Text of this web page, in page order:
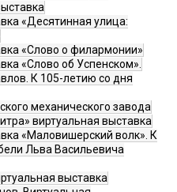
«Десятинная улица:
«Слово о филармонии»
«Слово об Успенском».
К 105-летию со дня
механического завода
виртуальная выставка
«Маловишерский волк». К
Льва Васильевича
выставка